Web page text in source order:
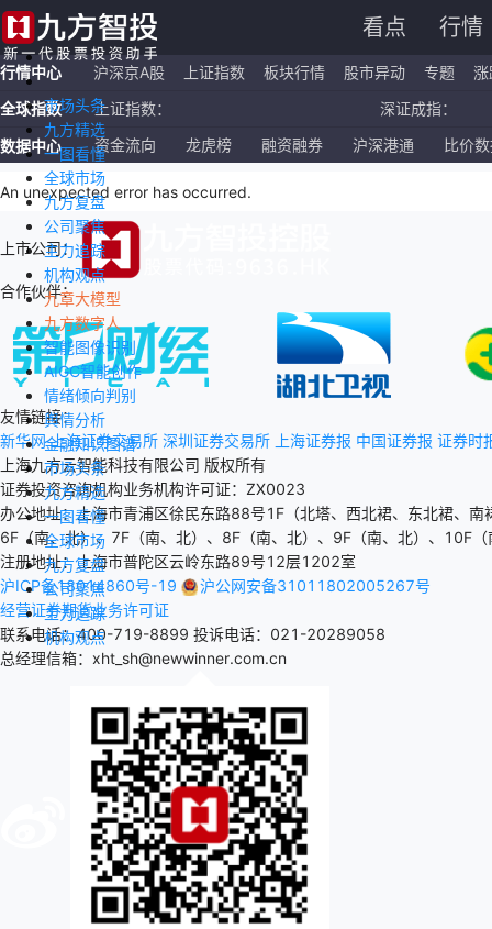
看点 行情
市场头条
九方精选
一图看懂
全球市场
九方复盘
公司聚焦
主力追踪
机构观点
九章大模型
九方数字人
智能图像识别
AIGC智能创作
情绪倾向判别
舆情分析
金融知识图谱
市场头条
九方精选
一图看懂
全球市场
九方复盘
公司聚焦
主力追踪
机构观点
行情中心 沪深京A股 上证指数 板块行情 股市异动 专题
涨
全球指数
上证指数：
深证成指：
恒生指数：
国企指数：
纳斯达克ETF：
数据中心 资金流向 龙虎榜 融资融券 沪深港通 比价
An unexpected error has occurred.
上市公司：
合作伙伴：
友情链接：
新华网 上海证券交易所 深圳证券交易所 上海证券报 中国证券报 证券时
上海九方云智能科技有限公司 版权所有
证券投资咨询机构业务机构许可证：ZX0023
办公地址：上海市青浦区徐民东路88号1F（北塔、西北裙、东北裙、
6F（南、北）、7F（南、北）、8F（南、北）、9F（南、北）、10F
注册地址：上海市普陀区云岭东路89号12层1202室
沪ICP备18014860号-19
沪公网安备31011802005267号
经营证券期货业务许可证
联系电话：400-719-8899 投诉电话：021-20289058
总经理信箱：xht_sh@newwinner.com.cn